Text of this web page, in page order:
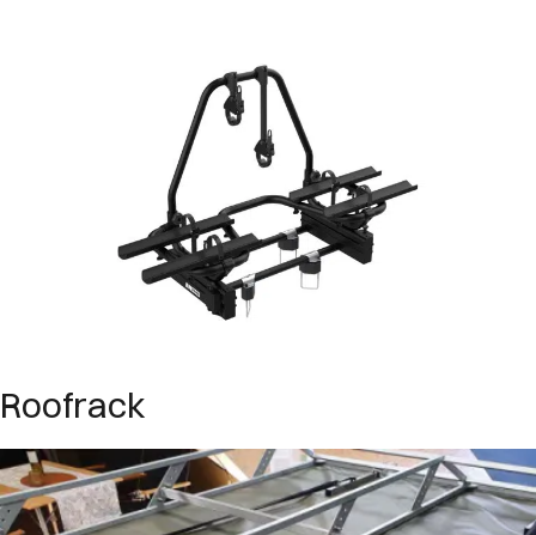
Roofrack